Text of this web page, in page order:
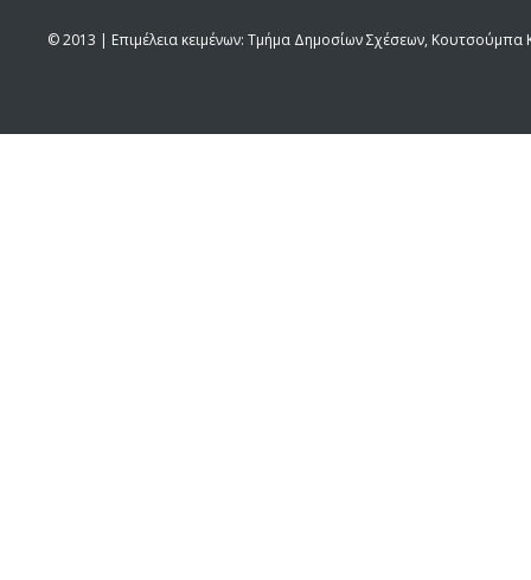
© 2013 | Επιμέλεια κειμένων: Τμήμα Δημοσίων Σχέσεων, Κουτσούμπα